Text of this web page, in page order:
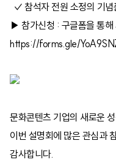
✓ 참석자 전원 소정의 기념
▶ 참가신청 : 구글폼을 통해
https://forms.gle/
문화콘텐츠 기업의 새로운
이번 설명회에 많은 관심과
감사합니다.